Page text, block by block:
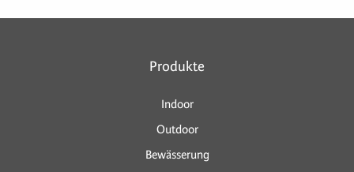
Produkte
Indoor
Outdoor
Bewässerung